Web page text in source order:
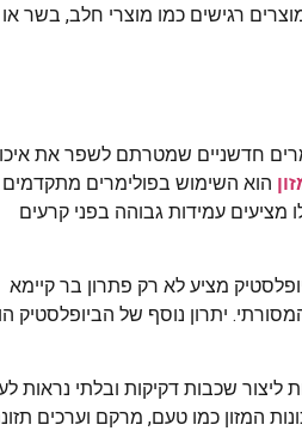
רגישים כמו מוצרי חלב, בשר או
חדשניים שמטרתם לשפר את
הוא השימוש בפולימרים מתקדמים
עמידות גבוהה בפני קרעים
מציע לא רק פתרון בר קיימא
יתרון נוסף של הביופלסטיק
ליצור שכבות דקיקות ובלתי נראות
המזון כמו טעם, מרקם וערכים